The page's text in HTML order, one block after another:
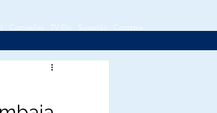
Comissões TV Elo Sugestão Contatos